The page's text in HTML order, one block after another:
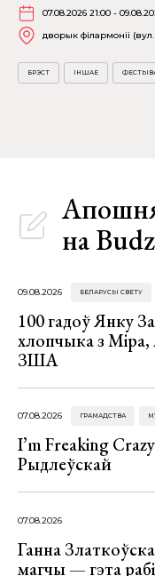
07.08.2026 21:00 -
дворык філармоніі
БРЭСТ ІНШАЕ
на
09.08.2026 БЕЛАРУСЫ СВЕТУ
100 гадоў Янку
хлопчыка з Міра,
ЗША
07.08.2026 ГРАМАДСТВА
I’m Freaking
Рыдлеўскай
07.08.2026
Ганна
магчы — гэта